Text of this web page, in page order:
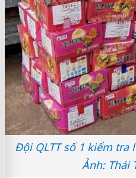
Đội QLTT số 1 kiểm
Ảnh: Thái